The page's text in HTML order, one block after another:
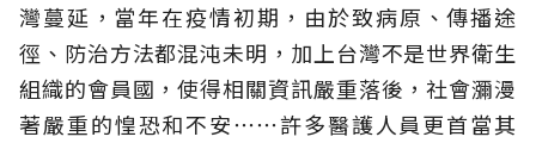
灣蔓延，當年在疫情初期，由於致病原、傳播途
徑、防治方法都混沌未明，加上台灣不是世界衛生
組織的會員國，使得相關資訊嚴重落後，社會瀰漫
著嚴重的惶恐和不安⋯⋯許多醫護人員更首當其